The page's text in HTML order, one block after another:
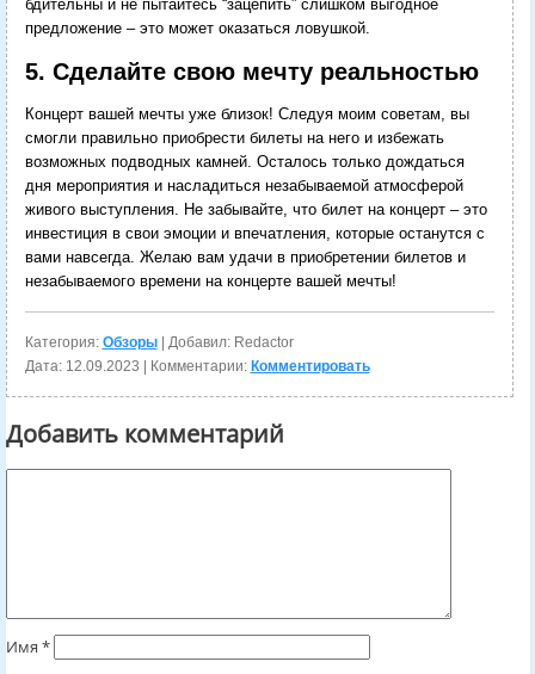
бдительны и не пытайтесь “зацепить” слишком выгодное
предложение – это может оказаться ловушкой.
5. Сделайте свою мечту реальностью
Концерт вашей мечты уже близок! Следуя моим советам, вы
смогли правильно приобрести билеты на него и избежать
возможных подводных камней. Осталось только дождаться
дня мероприятия и насладиться незабываемой атмосферой
живого выступления. Не забывайте, что билет на концерт – это
инвестиция в свои эмоции и впечатления, которые останутся с
вами навсегда. Желаю вам удачи в приобретении билетов и
незабываемого времени на концерте вашей мечты!
Категория: Обзоры| Добавил: Redactor
Дата: 12.09.2023 | Комментарии: Комментировать
Добавить комментарий
Имя *